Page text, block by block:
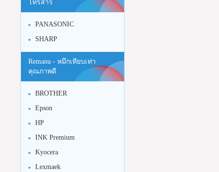
โทรสาร
PANASONIC
SHARP
Remanu - หมึกเทียบเท่า
คุณภาพดี
BROTHER
Epson
HP
INK Premium
Kyocera
Lexmaek